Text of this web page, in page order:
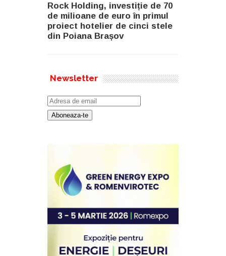
Rock Holding, investiție de 70
de milioane de euro în primul
proiect hotelier de cinci stele
din Poiana Brașov
Newsletter